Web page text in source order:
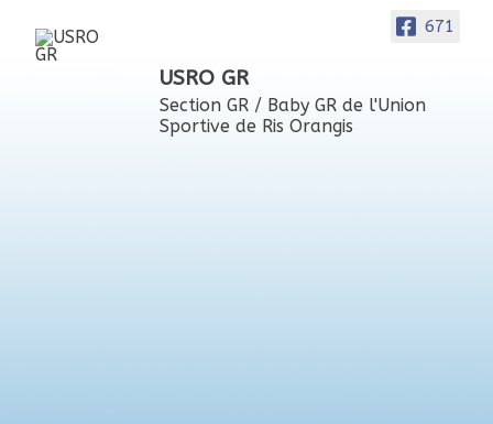
671
USRO GR
Section GR / Baby GR de l'Union
Sportive de Ris Orangis